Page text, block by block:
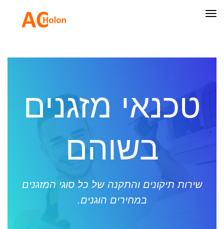
תפריט
טכנאי מזגנים
בשוהם
שירות תיקונים והתקנה של כל סוגי המזגנים
במחירים הוגנים.